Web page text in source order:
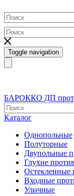
Toggle navigation
БАРОККО ДП
Каталог
Однопольные
Полуторные
Двупольные
Глухие
Остекленные
Входные
Уличные